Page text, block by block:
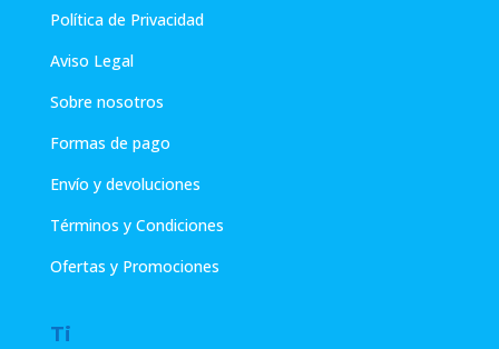
Política de Privacidad
Aviso Legal
Sobre nosotros
Formas de pago
Envío y devoluciones
Términos y Condiciones
Ofertas y Promociones
Ti